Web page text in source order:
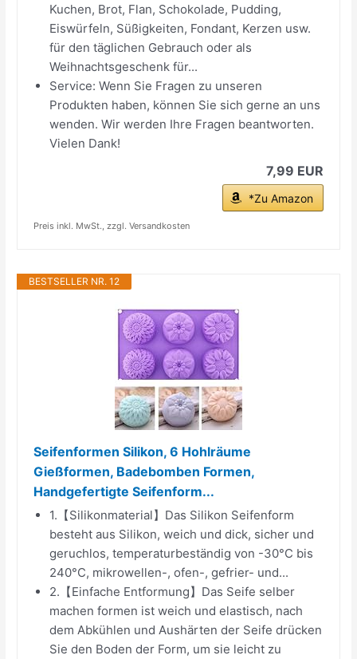
Kuchen, Brot, Flan, Schokolade, Pudding,
Eiswürfeln, Süßigkeiten, Fondant, Kerzen usw.
für den täglichen Gebrauch oder als
Weihnachtsgeschenk für...
Service: Wenn Sie Fragen zu unseren
Produkten haben, können Sie sich gerne an uns
wenden. Wir werden Ihre Fragen beantworten.
Vielen Dank!
7,99 EUR
*Zu Amazon
Preis inkl. MwSt., zzgl. Versandkosten
BESTSELLER NR. 12
Seifenformen Silikon, 6 Hohlräume
Gießformen, Badebomben Formen,
Handgefertigte Seifenform...
1.【Silikonmaterial】Das Silikon Seifenform
besteht aus Silikon, weich und dick, sicher und
geruchlos, temperaturbeständig von -30°C bis
240°C, mikrowellen-, ofen-, gefrier- und...
2.【Einfache Entformung】Das Seife selber
machen formen ist weich und elastisch, nach
dem Abkühlen und Aushärten der Seife drücken
Sie den Boden der Form, um sie leicht zu